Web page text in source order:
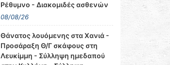
Ρέθυμνο - Διακομιδές ασθενών
08/08/26
Θάνατος λουόμενης στα Χανιά -
Προσάραξη Θ/Γ σκάφους στη
Λευκίμμη - Σύλληψη ημεδαπού